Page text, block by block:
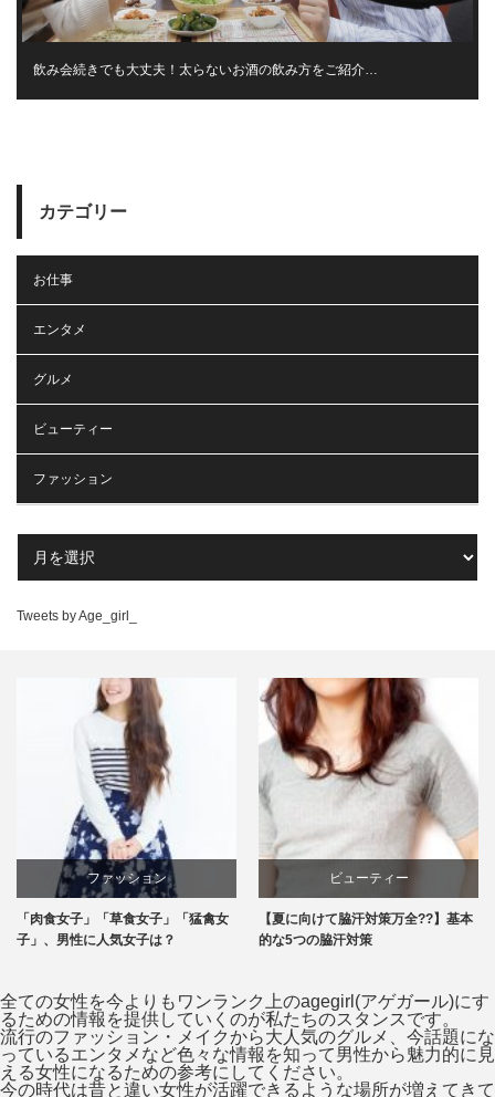
飲み会続きでも大丈夫！太らないお酒の飲み方をご紹介…
カテゴリー
お仕事
エンタメ
グルメ
ビューティー
ファッション
Tweets by Age_girl_
ビューティー
【夏に向けて脇汗対策万全??】基本
的な5つの脇汗対策
エンタメ
恋の始まり？飲み会でイイ女の作法2
つ♪これで好感度アップ！
全ての女性を今よりもワンランク上のagegirl(アゲガール)にす
るための情報を提供していくのが私たちのスタンスです。
流行のファッション・メイクから大人気のグルメ、今話題にな
っているエンタメなど色々な情報を知って男性から魅力的に見
える女性になるための参考にしてください。
今の時代は昔と違い女性が活躍できるような場所が増えてきて